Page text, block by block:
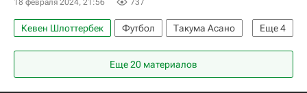
18 февраля 2024, 21:56 737
Еще4
Кевен Шлоттербек Футбол
Такума Асано
Бавария
Джамал Мусиала
Байер 04
Еще 20 материалов